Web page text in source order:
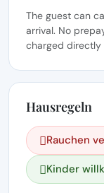
The guest can
arrival. No
charged directly
Hausregeln
Rauchen
Kinder